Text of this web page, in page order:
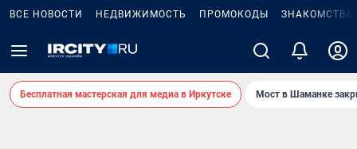
ВСЕ НОВОСТИ НЕДВИЖИМОСТЬ ПРОМОКОДЫ ЗНАКОМСТВА
Бесплатная мастерская для медиа в Иркутске Мост в Шаманке